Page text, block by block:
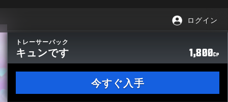
ログイン
トレーサーパック
キュンです 1,800CP
今すぐ入手